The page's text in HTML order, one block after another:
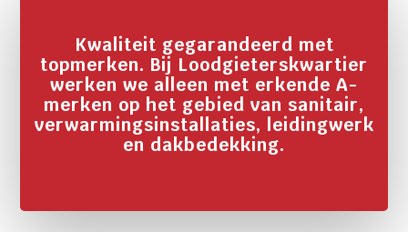
Kwaliteit gegarandeerd met
topmerken. Bij Loodgieterskwartier
werken we alleen met erkende A-
merken op het gebied van sanitair,
verwarmingsinstallaties, leidingwerk
en dakbedekking.